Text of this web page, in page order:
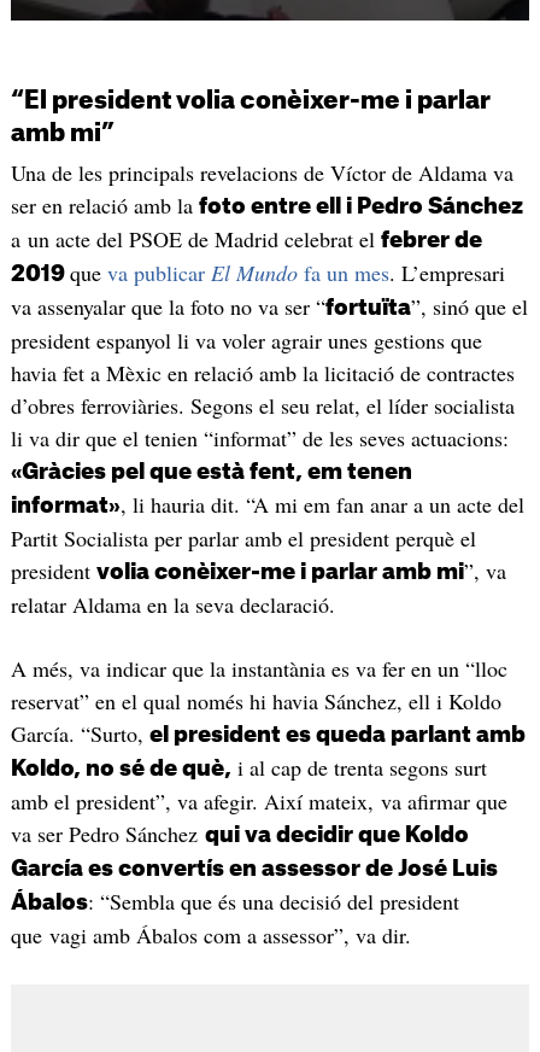
“El president volia conèixer-me i parlar
amb mi”
Una de les principals revelacions de Víctor de Aldama va
ser en relació amb la foto entre ell i Pedro Sánchez
a un acte del PSOE de Madrid celebrat el febrer de
2019 que va publicar El Mundofa un mes. L’empresari
va assenyalar que la foto no va ser “fortuïta”, sinó que el
president espanyol li va voler agrair unes gestions que
havia fet a Mèxic en relació amb la licitació de contractes
d’obres ferroviàries. Segons el seu relat, el líder socialista
li va dir que el tenien “informat” de les seves actuacions:
«Gràcies pel que està fent, em tenen
informat», li hauria dit. “A mi em fan anar a un acte del
Partit Socialista per parlar amb el president perquè el
president volia conèixer-me i parlar amb mi”, va
relatar Aldama en la seva declaració.
A més, va indicar que la instantània es va fer en un “lloc
reservat” en el qual només hi havia Sánchez, ell i Koldo
García. “Surto, el president es queda parlant amb
Koldo, no sé de què, i al cap de trenta segons surt
amb el president”, va afegir. Així mateix, va afirmar que
va ser Pedro Sánchez qui va decidir que Koldo
García es convertís en assessor de José Luis
Ábalos: “Sembla que és una decisió del president
que vagi amb Ábalos com a assessor”, va dir.